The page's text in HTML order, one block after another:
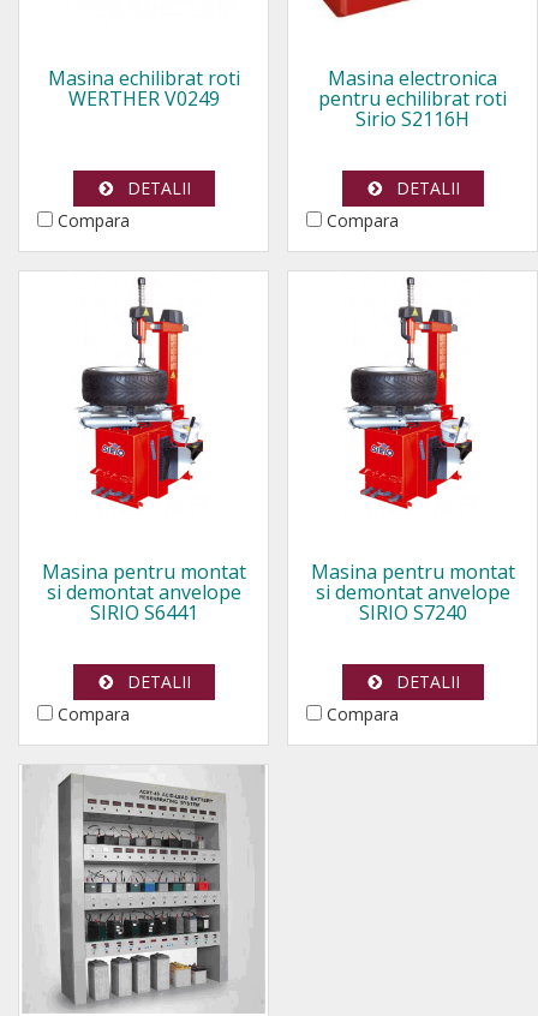
Masina echilibrat roti
WERTHER V0249
DETALII
Compara
Masina electronica
pentru echilibrat roti
Sirio S2116H
DETALII
Compara
Masina pentru montat
si demontat anvelope
SIRIO S6441
DETALII
Compara
Masina pentru montat
si demontat anvelope
SIRIO S7240
DETALII
Compara